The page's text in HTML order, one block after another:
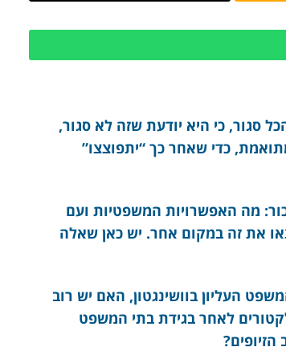
סגור, כי היא יודעת שזה לא סגור,
כדי שאחר כך “יתפוצצו”
מה האפשרויות המשפטיות ועם
את זה במקום אחר. יש כאן שאלה
העליון בוושינגטון, האם יש רוב
לאחר בגידת בתי המשפט